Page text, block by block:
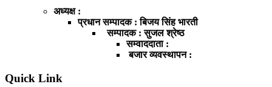
अध्यक्ष :
प्रधान सम्पादक : बिजय सिंह भारती
सम्पादक : सुजल श्रेष्ठ
सम्वाददाता :
बजार व्यवस्थापन :
Quick Link